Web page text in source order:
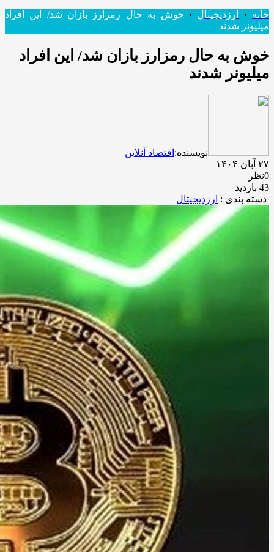
خانه › ارزدیجیتال › خوش به حال رمزارز بازان شد/ این افراد
میلیونر شدند
خوش به حال رمزارز بازان شد/ این افراد
میلیونر شدند
نویسنده: اقتصاد آنلاین
۲۷ آبان ۱۴۰۴
0نظر
43 بازدید
دسته بندی : ارزدیجیتال